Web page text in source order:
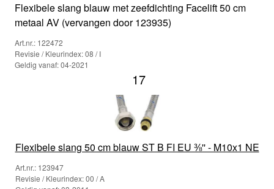
Flexibele slang blauw met zeefdichting Facelift 50 cm
metaal AV (vervangen door 123935)
Art.nr.: 122472
Revisie / Kleurindex: 08 / I
Geldig vanaf: 04-2021
17
Flexibele slang 50 cm blauw ST B FI EU ⅜'' - M10x1 NE
Art.nr.: 123947
Revisie / Kleurindex: 00 / A